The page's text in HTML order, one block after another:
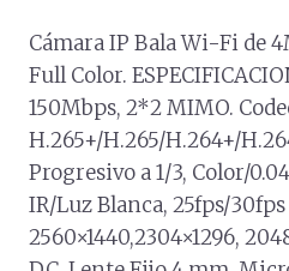
Cámara IP Bala Wi-Fi de
Full Color.
150Mbps, 2*2 MIMO.
H.265+/H.265/H.264+/
Progresivo a 1/3, Color/0.04
IR/Luz Blanca, 25fps/30fps
2560×1440,2304×1296,